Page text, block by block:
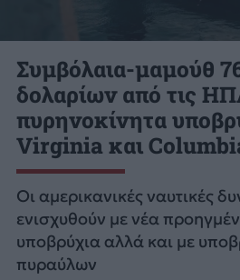
Συμβόλαια-μαμούθ
δολαρίων από τις
πυρηνοκίνητα
Virginia και
Οι αμερικανικές ναυτικές
ενισχυθούν με νέα
υποβρύχια αλλά και με
πυραύλων